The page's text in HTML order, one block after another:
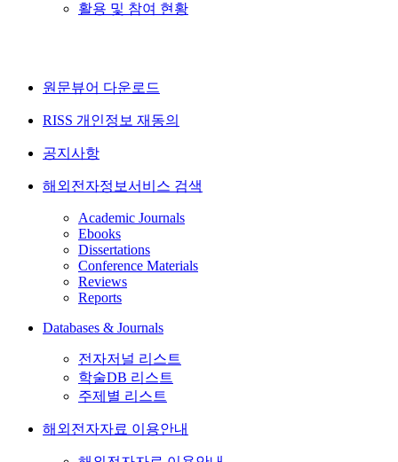
활용 및 참여 현황
원문뷰어 다운로드
RISS 개인정보 재동의
공지사항
해외전자정보서비스 검색
Academic Journals
Ebooks
Dissertations
Conference Materials
Reviews
Reports
Databases & Journals
전자저널 리스트
학술DB 리스트
주제별 리스트
해외전자자료 이용안내